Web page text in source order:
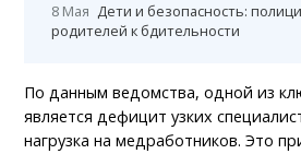
8 Мая Дети и безопасность:
родителей к бдительности
По данным ведомства, одной из
является дефицит узких
нагрузка на медработников. Это